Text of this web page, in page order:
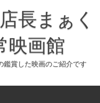
長まぁく
映画館
鑑賞した映画のご紹介です